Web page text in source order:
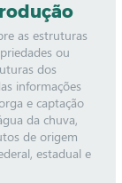
as estruturas
ou
dos
informações
e captação
da chuva,
de origem
estadual e